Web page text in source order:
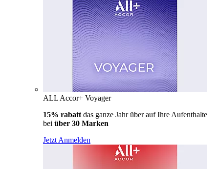
ALL Accor+ Voyager
15% rabatt das ganze Jahr über auf Ihre Aufenthalte
bei über 30 Marken
Jetzt Anmelden